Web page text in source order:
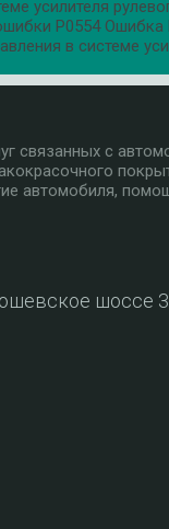
усилителя
P0554 Ошибка
в системе
связанных с
автомобиля,
шоссе